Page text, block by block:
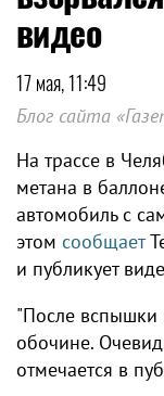
видео
17 мая, 11:49
Блог сайта
На трассе в
метана в
автомобиль с
этом сообщает
и публикует
"После вспышки
обочине.
отмечается в